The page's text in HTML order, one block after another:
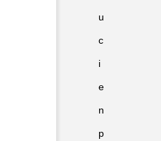
u
c
i
e
n
p